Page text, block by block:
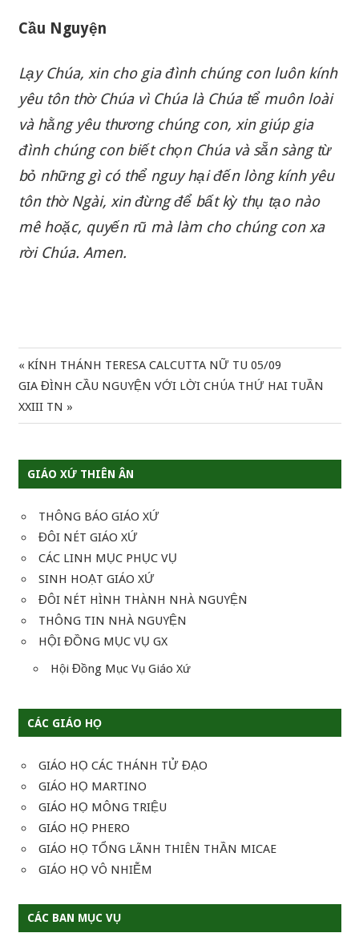
GIÁO XỨ THIÊN ÂN
THÔNG BÁO GIÁO XỨ
ĐÔI NÉT GIÁO XỨ
CÁC LINH MỤC PHỤC VỤ
SINH HOẠT GIÁO XỨ
ĐÔI NÉT HÌNH THÀNH NHÀ NGUYỆN
THÔNG TIN NHÀ NGUYỆN
HỘI ĐỒNG MỤC VỤ GX
Hội Đồng Mục Vụ Giáo Xứ
CÁC GIÁO HỌ
GIÁO HỌ CÁC THÁNH TỬ ĐẠO
GIÁO HỌ MARTINO
GIÁO HỌ MÔNG TRIỆU
GIÁO HỌ PHERO
GIÁO HỌ TỔNG LÃNH THIÊN THẦN MICAE
GIÁO HỌ VÔ NHIỄM
CÁC BAN MỤC VỤ
Cầu Nguyện
Lạy Chúa, xin cho gia đình chúng con luôn kính
yêu tôn thờ Chúa vì Chúa là Chúa tể muôn loài
và hằng yêu thương chúng con, xin giúp gia
đình chúng con biết chọn Chúa và sẵn sàng từ
bỏ những gì có thể nguy hại đến lòng kính yêu
tôn thờ Ngài, xin đừng để bất kỳ thụ tạo nào
mê hoặc, quyến rũ mà làm cho chúng con xa
rời Chúa. Amen.
Điều
hướng
viết
Previous
Post:
KÍNH THÁNH TERESA CALCUTTA NỮ TU 05/09
Next
Post:
GIA ĐÌNH CẦU NGUYỆN VỚI LỜI CHÚA THỨ HAI TUẦN
XXIII TN